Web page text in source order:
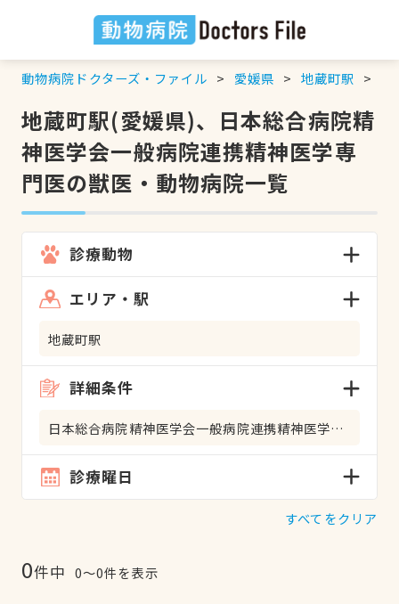
動物病院ドクターズ・ファイル 愛媛県 地蔵町駅
地蔵町駅(愛媛県)、日本総合病院精
神医学会一般病院連携精神医学専
門医の獣医・動物病院一覧
診療動物
エリア・駅
地蔵町駅
詳細条件
日本総合病院精神医学会一般病院連携精神医学専門医
診療曜日
すべてをクリア
0件中 0〜0件を表示